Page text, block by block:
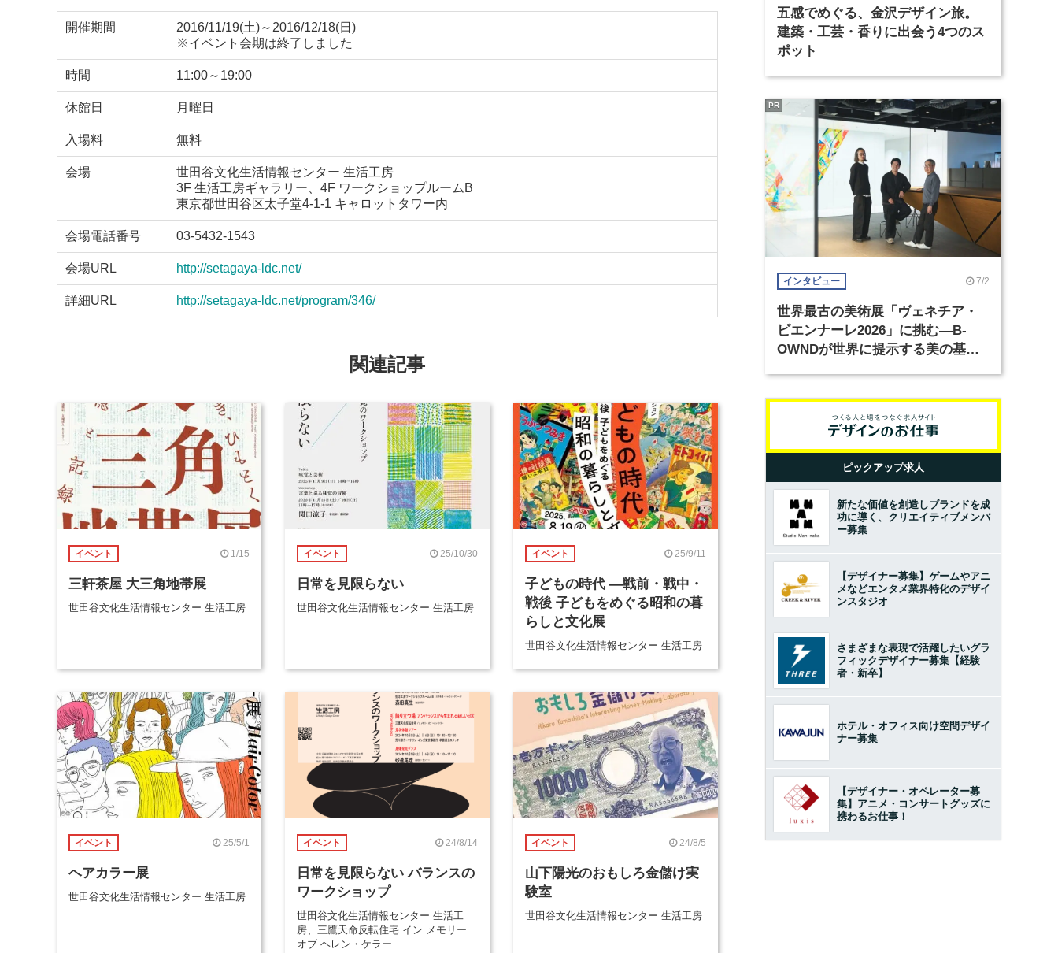
開催期間
2016/11/19(土)～2016/12/18(日)
※イベント会期は終了しました
時間 11:00～19:00
休館日 月曜日
入場料 無料
会場
世田谷文化生活情報センター 生活工房
3F 生活工房ギャラリー、4F ワークショップルームB
東京都世田谷区太子堂4-1-1 キャロットタワー内
会場電話番号 03-5432-1543
会場URL http://setagaya-ldc.net/
詳細URL http://setagaya-ldc.net/program/346/
関連記事
イベント 1/15
三軒茶屋 大三角地帯展
世田谷文化生活情報センター 生活工房
イベント 25/10/30
日常を見限らない
世田谷文化生活情報センター 生活工房
イベント 25/9/11
子どもの時代 ―戦前・戦中・
戦後 子どもをめぐる昭和の暮
らしと文化展
世田谷文化生活情報センター 生活工房
イベント 25/5/1
ヘアカラー展
世田谷文化生活情報センター 生活工房
イベント 24/8/14
日常を見限らない バランスの
ワークショップ
世田谷文化生活情報センター 生活工
房、三鷹天命反転住宅 イン メモリー
オブ ヘレン・ケラー
イベント 24/8/5
山下陽光のおもしろ金儲け実
験室
世田谷文化生活情報センター 生活工房
五感でめぐる、金沢デザイン旅。
建築・工芸・香りに出会う4つのス
ポット
インタビュー 7/2
世界最古の美術展「ヴェネチア・
ビエンナーレ2026」に挑む―B-
OWNDが世界に提示する美の基準
PR
ピックアップ求人
新たな価値を創造しブランドを成
功に導く、クリエイティブメンバ
ー募集
【デザイナー募集】ゲームやアニ
メなどエンタメ業界特化のデザイ
ンスタジオ
さまざまな表現で活躍したいグラ
フィックデザイナー募集【経験
者・新卒】
ホテル・オフィス向け空間デザイ
ナー募集
【デザイナー・オペレーター募
集】アニメ・コンサートグッズに
携わるお仕事！